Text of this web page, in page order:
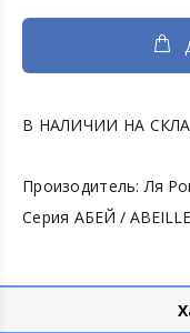
В НАЛИЧИИ НА
Произодитель: Ля
Серия АБЕЙ / ABEILLE